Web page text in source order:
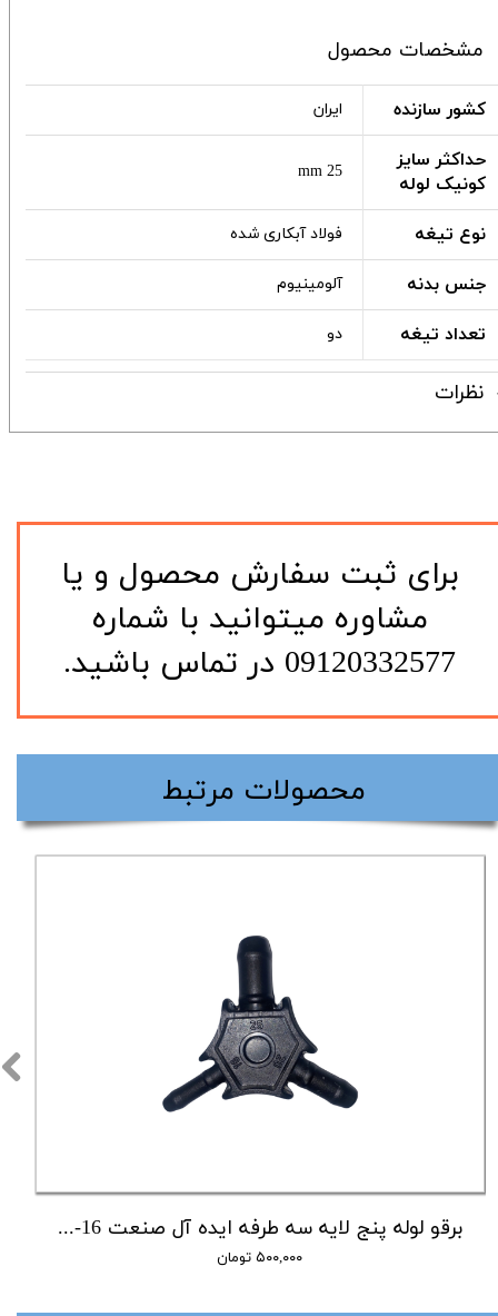
مشخصات محصول
کشور سازنده ایران
حداکثر سایز
کونیک لوله
25 mm
نوع تیغه فولاد آبکاری شده
جنس بدنه آلومینیوم
تعداد تیغه دو
نظرات
​برای ثبت سفارش محصول و یا
مشاوره میتوانید با شماره
09120332577 در تماس باشید.
​محصولات مرتبط
برقو لوله پنج لایه سه طرفه ایده آل صنعت 16-20-25
۵۰۰,۰۰۰ تومان